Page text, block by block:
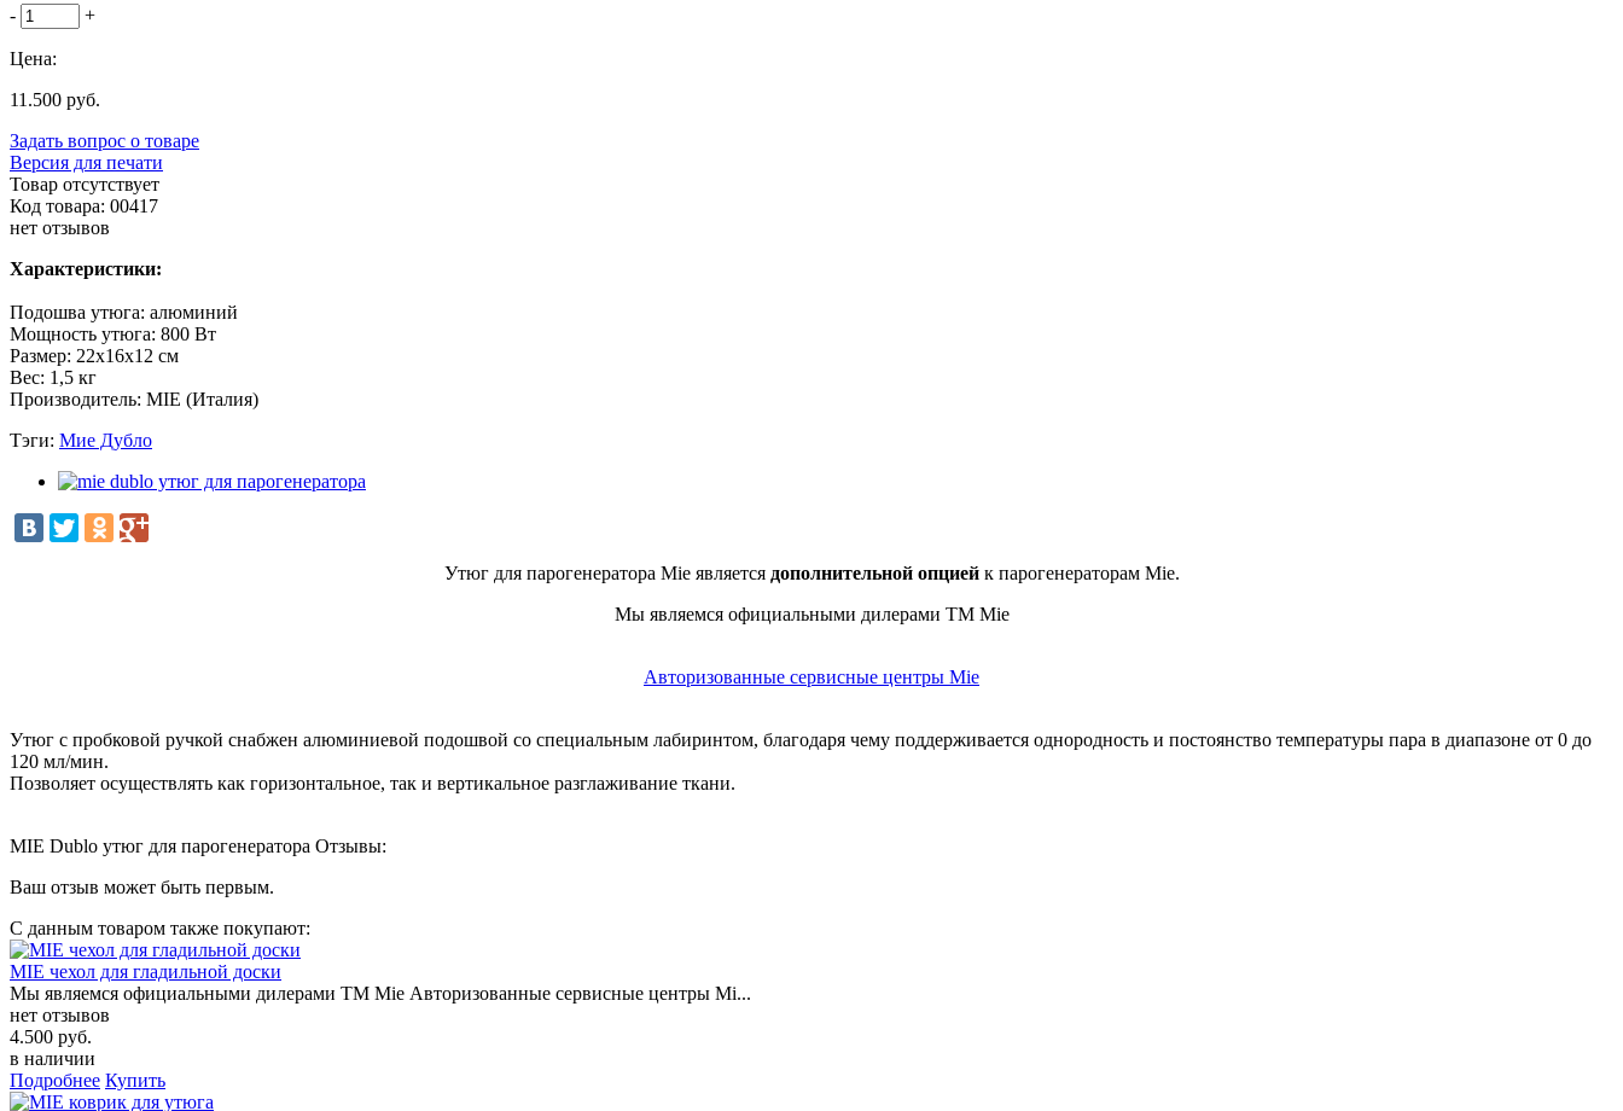
- +
Цена:
11.500 руб.
Задать вопрос о товаре
Версия для печати
Товар отсутствует
Код товара: 00417
нет отзывов
Характеристики:
Подошва утюга: алюминий
Мощность утюга: 800 Вт
Размер: 22x16x12 см
Вес: 1,5 кг
Производитель: MIE (Италия)
Тэги: Мие Дубло
Утюг для парогенератора Mie является дополнительной опциейк парогенераторам Mie.
Мы являемся официальными дилерами ТМ Mie
Авторизованные сервисные центры Mie
Утюг с пробковой ручкой снабжен алюминиевой подошвой со специальным лабиринтом, благодаря чему поддерживается однородность и постоянство температуры пара в диапазоне от 0 до
120 мл/мин.
Позволяет осуществлять как горизонтальное, так и вертикальное разглаживание ткани.
MIE Dublo утюг для парогенератора Отзывы:
Ваш отзыв может быть первым.
С данным товаром также покупают:
MIE чехол для гладильной доски
Мы являемся официальными дилерами ТМ Mie Авторизованные сервисные центры Mi...
нет отзывов
4.500 руб.
в наличии
Подробнее Купить